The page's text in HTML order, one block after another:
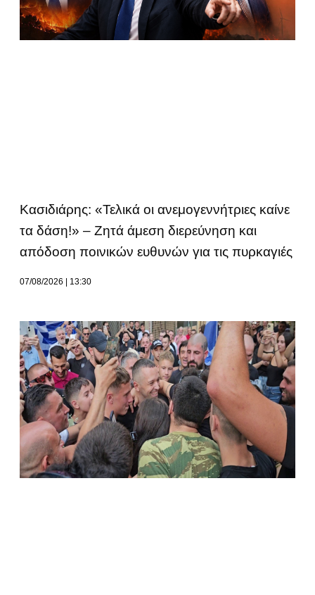
Κασιδιάρης: «Τελικά οι ανεμογεννήτριες καίνε
τα δάση!» – Ζητά άμεση διερεύνηση και
απόδοση ποινικών ευθυνών για τις πυρκαγιές
07/08/2026 13:30